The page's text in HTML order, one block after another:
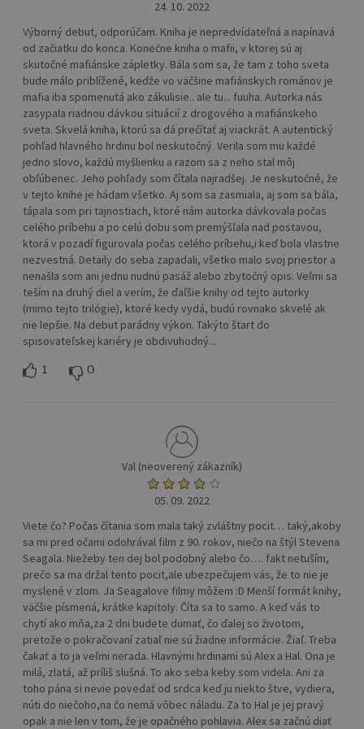
24. 10. 2022
Výborný debut, odporúčam. Kniha je nepredvídateľná a napínavá
od začiatku do konca. Konečne kniha o mafii, v ktorej sú aj
skutočné mafiánske zápletky. Bála som sa, že tam z toho sveta
bude málo priblížené, keďže vo väčšine mafiánskych románov je
mafia iba spomenutá ako zákulisie.. ale tu... fuuha. Autorka nás
zasypala riadnou dávkou situácií z drogového a mafiánskeho
sveta. Skvelá kniha, ktorú sa dá prečítať aj viackrát. A autentický
pohľad hlavného hrdinu bol neskutočný. Verila som mu každé
jedno slovo, každú myšlienku a razom sa z neho stal môj
obľúbenec. Jeho pohľady som čítala najradšej. Je neskutočné, že
v tejto knihe je hádam všetko. Aj som sa zasmiala, aj som sa bála,
tápala som pri tajnostiach, ktoré nám autorka dávkovala počas
celého príbehu a po celú dobu som premýšľala nad postavou,
ktorá v pozadí figurovala počas celého príbehu,i keď bola vlastne
nezvestná. Detaily do seba zapadali, všetko malo svoj priestor a
nenašla som ani jednu nudnú pasáž alebo zbytočný opis. Veľmi sa
teším na druhý diel a verím, že ďaľšie knihy od tejto autorky
(mimo tejto trilógie), ktoré kedy vydá, budú rovnako skvelé ak
nie lepšie. Na debut parádny výkon. Takýto štart do
spisovateľskej kariéry je obdivuhodný...
1 0
Val (neoverený zákazník)
05. 09. 2022
Viete čo? Počas čítania som mala taký zvláštny pocit… taký,akoby
sa mi pred očami odohrával film z 90. rokov, niečo na štýl Stevena
Seagala. Niežeby ten dej bol podobný alebo čo…. fakt netuším,
prečo sa ma držal tento pocit,ale ubezpečujem vás, že to nie je
myslené v zlom. Ja Seagalove filmy môžem :D Menší formát knihy,
väčšie písmená, krátke kapitoly. Číta sa to samo. A keď vás to
chytí ako mňa,za 2 dni budete dumať, čo ďalej so životom,
pretože o pokračovaní zatiaľ nie sú žiadne informácie. Žiaľ. Treba
čakať a to ja veľmi nerada. Hlavnými hrdinami sú Alex a Hal. Ona je
milá, zlatá, až príliš slušná. To ako seba keby som videla. Ani za
toho pána si nevie povedať od srdca keď ju niekto štve, vydiera,
núti do niečoho,na čo nemá vôbec náladu. Za to Hal je jej pravý
opak a nie len v tom, že je opačného pohlavia. Alex sa začnú diať